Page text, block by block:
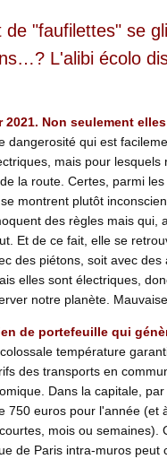
de "faufilettes" se
L'alibi écolo
2021. Non seulement
dangerosité qui est
mais pour
la route. Certes, parmi
montrent plutôt
des règles mais qui,
Et de ce fait, elle se
des piétons, soit avec
elles sont électriques,
notre planète.
de portefeuille qui
température
des transports en
Dans la capitale,
750 euros pour l'année
mois ou semaines).
de Paris intra-muros